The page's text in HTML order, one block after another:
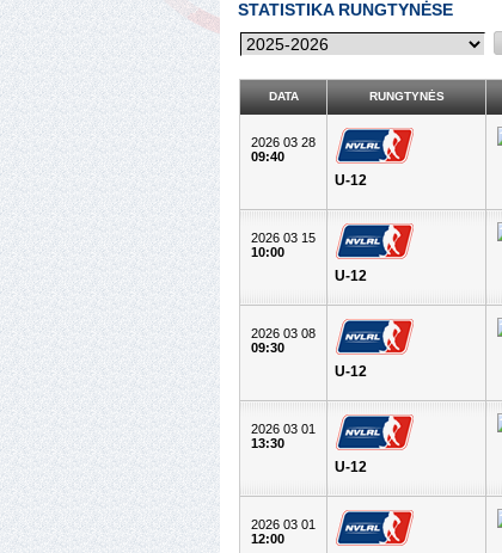
STATISTIKA RUNGTYNĖSE
DATA RUNGTYNĖS
2026 03 28
09:40
U-12
2026 03 15
10:00
U-12
2026 03 08
09:30
U-12
2026 03 01
13:30
U-12
2026 03 01
12:00